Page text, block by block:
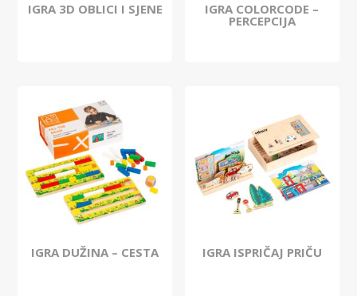
IGRA 3D OBLICI I SJENE IGRA COLORCODE –
PERCEPCIJA
IGRA DUŽINA – CESTA IGRA ISPRIČAJ PRIČU